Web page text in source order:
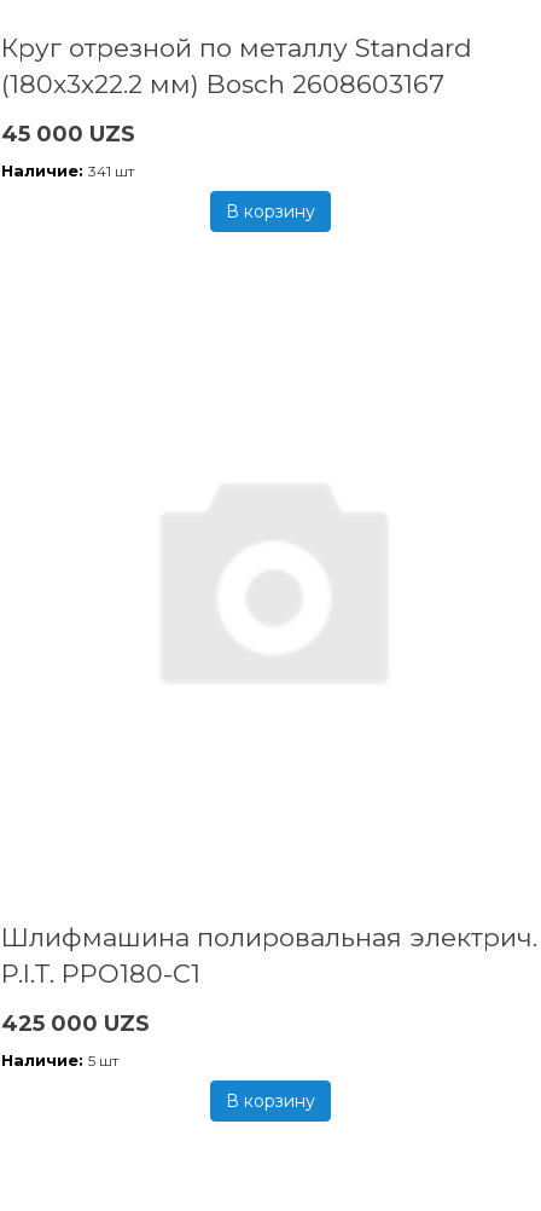
Круг отрезной по металлу Standard
(180x3х22.2 мм) Bosch 2608603167
45 000 UZS
Наличие: 341 шт
В корзину
Шлифмашина полировальная электрич.
P.I.T. PPO180-C1
425 000 UZS
Наличие: 5 шт
В корзину